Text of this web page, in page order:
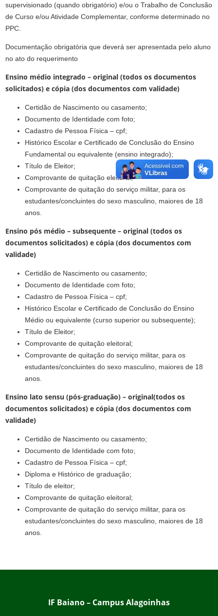
supervisionado (quando obrigatório) e/ou o Trabalho de Conclusão
de Curso e/ou Atividade Complementar, conforme determinado no
PPC.
Documentação obrigatória que deverá ser apresentada pelo aluno
no ato do requerimento
Ensino médio integrado – original (todos os documentos
solicitados) e cópia (dos documentos com validade)
Certidão de Nascimento ou casamento;
Documento de Identidade com foto;
Cadastro de Pessoa Física – cpf;
Histórico Escolar e Certificado de Conclusão do Ensino
Fundamental ou equivalente (ensino integrado);
Título de Eleitor;
Comprovante de quitação eleitoral;
Comprovante de quitação do serviço militar, para os
estudantes/concluintes do sexo masculino, maiores de 18
anos.
Ensino pós médio – subsequente – original (todos os
documentos solicitados) e cópia (dos documentos com
validade)
Certidão de Nascimento ou casamento;
Documento de Identidade com foto;
Cadastro de Pessoa Física – cpf;
Histórico Escolar e Certificado de Conclusão do Ensino
Médio ou equivalente (curso superior ou subsequente);
Título de Eleitor;
Comprovante de quitação eleitoral;
Comprovante de quitação do serviço militar, para os
estudantes/concluintes do sexo masculino, maiores de 18
anos.
Ensino lato sensu (pós-graduação) – original(todos os
documentos solicitados) e cópia (dos documentos com
validade)
Certidão de Nascimento ou casamento;
Documento de Identidade com foto;
Cadastro de Pessoa Física – cpf;
Diploma e Histórico de graduação;
Título de eleitor;
Comprovante de quitação eleitoral;
Comprovante de quitação do serviço militar, para os
estudantes/concluintes do sexo masculino, maiores de 18
anos.
IF Baiano – Campus Alagoinhas